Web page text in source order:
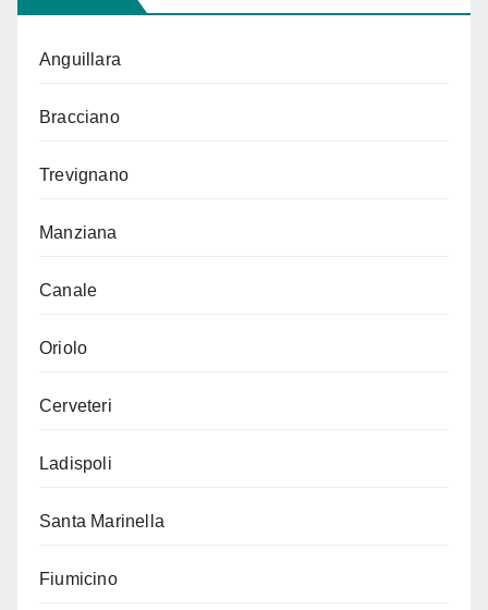
Anguillara
Bracciano
Trevignano
Manziana
Canale
Oriolo
Cerveteri
Ladispoli
Santa Marinella
Fiumicino